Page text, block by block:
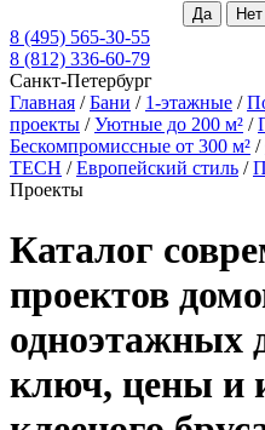
8 (495) 565-30-55
8 (812) 336-60-79
Санкт-Петербург
Главная /Бани / 1-этажные /
проекты /Уютные до 200 м² /
Бескомпромиссные от 300 м² /
TECH /Европейский стиль /
Проекты
Каталог
проектов
одноэтажных
ключ, цены и